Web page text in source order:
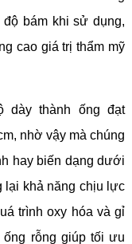
bám khi sử dụng,
cao giá trị thẩm mỹ
dày thành ống đạt
nhờ vậy mà chúng
hay biến dạng dưới
lại khả năng chịu lực
trình oxy hóa và gỉ
rỗng giúp tối ưu